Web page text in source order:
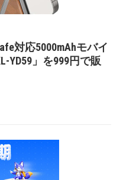
対応5000mAhモバイ
YD59」を999円で販